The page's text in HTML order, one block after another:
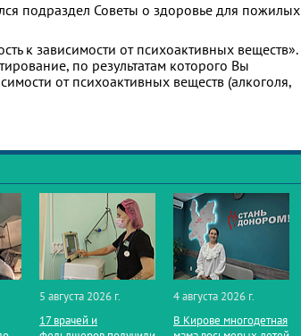
подраздел Советы о здоровье для пожилых
к зависимости от психоактивных веществ».
по результатам которого Вы
от психоактивных веществ (алкоголя,
5 августа 2026 г.
17 врачей и
4 августа 2026 г.
В Кирове многодетная